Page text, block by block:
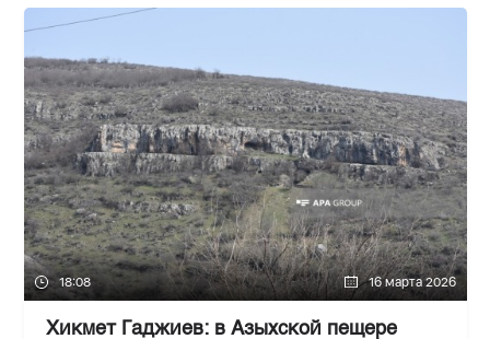
18:08 16 марта 2026
Хикмет Гаджиев: в Азыхской пещере